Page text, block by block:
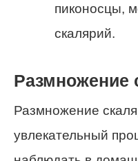
пиконосцы,
скалярий.
Размножение
Размножение
увлекательный